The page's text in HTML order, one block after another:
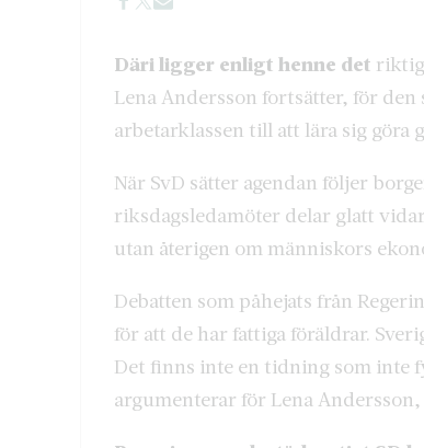
Däri ligger enligt henne det
Lena Andersson fortsätter, för
arbetarklassen till att lära sig göra
När SvD sätter agendan följer
riksdagsledamöter delar glatt
utan återigen om människors
Debatten som påhejats från
för att de har fattiga föräldrar.
Det finns inte en tidning som inte
argumenterar för Lena